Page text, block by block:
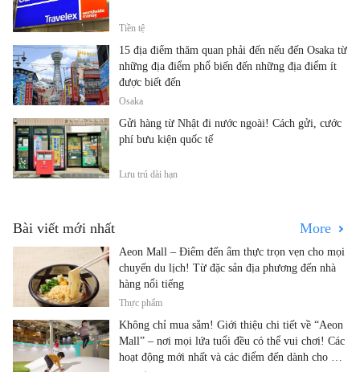
Tiền tệ
15 địa điểm thăm quan phải đến nếu đến Osaka từ
những địa điểm phổ biến đến những địa điểm ít
được biết đến
Osaka
Gửi hàng từ Nhật đi nước ngoài! Cách gửi, cước
phí bưu kiện quốc tế
Lưu trú dài hạn
Bài viết mới nhất More
Aeon Mall – Điểm đến ẩm thực trọn vẹn cho mọi
chuyến du lịch! Từ đặc sản địa phương đến nhà
hàng nổi tiếng
Thực phẩm
Không chỉ mua sắm! Giới thiệu chi tiết về “Aeon
Mall” – nơi mọi lứa tuổi đều có thể vui chơi! Các
hoạt động mới nhất và các điểm đến dành cho gia